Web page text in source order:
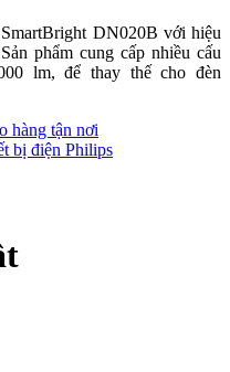
DN020B với hiệu
phẩm cung cấp nhiều cấu
lm, để thay thế cho đèn
hàng tận nơi
bị điện Philips